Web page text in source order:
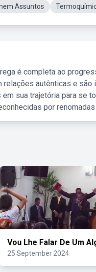
Assuntos
é completa ao
relações autênticas e
sua trajetória para se
por
Vou Lhe Falar De Um
25 September 2024